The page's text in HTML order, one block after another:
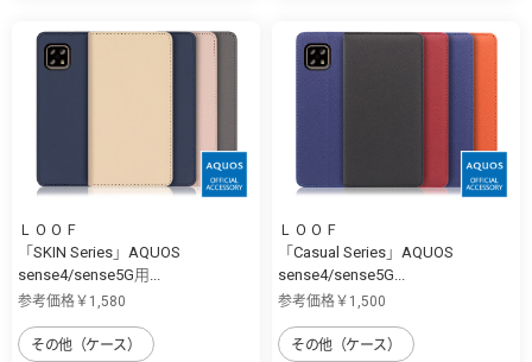
ＬＯＯＦ
「SKIN Series」AQUOS
sense4/sense5G用...
参考価格￥1,580
その他（ケース）
ＬＯＯＦ
「Casual Series」AQUOS
sense4/sense5G...
参考価格￥1,500
その他（ケース）